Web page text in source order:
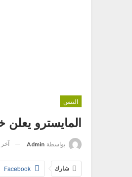
التنس
المايسترو
بواسطة Admin
شارك Facebook